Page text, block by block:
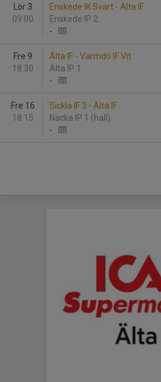
Lör 3
09:00
Enskede IK Svart - Älta IF
Enskede IP 2
-
Fre 9
18:30
Älta IF - Värmdö IF Vit
Älta IP 1
-
Fre 16
18:15
Sickla IF 3 - Älta IF
Nacka IP 1 (hall)
-